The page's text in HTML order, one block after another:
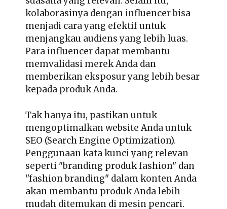
kolaborasinya dengan influencer bisa
menjadi cara yang efektif untuk
menjangkau audiens yang lebih luas.
Para influencer dapat membantu
memvalidasi merek Anda dan
memberikan eksposur yang lebih besar
kepada produk Anda.
Tak hanya itu, pastikan untuk
mengoptimalkan website Anda untuk
SEO (Search Engine Optimization).
Penggunaan kata kunci yang relevan
seperti "branding produk fashion" dan
"fashion branding" dalam konten Anda
akan membantu produk Anda lebih
mudah ditemukan di mesin pencari.